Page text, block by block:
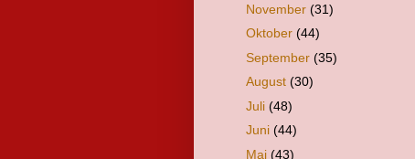
November (31)
Oktober (44)
September (35)
August (30)
Juli (48)
Juni (44)
Mai (43)